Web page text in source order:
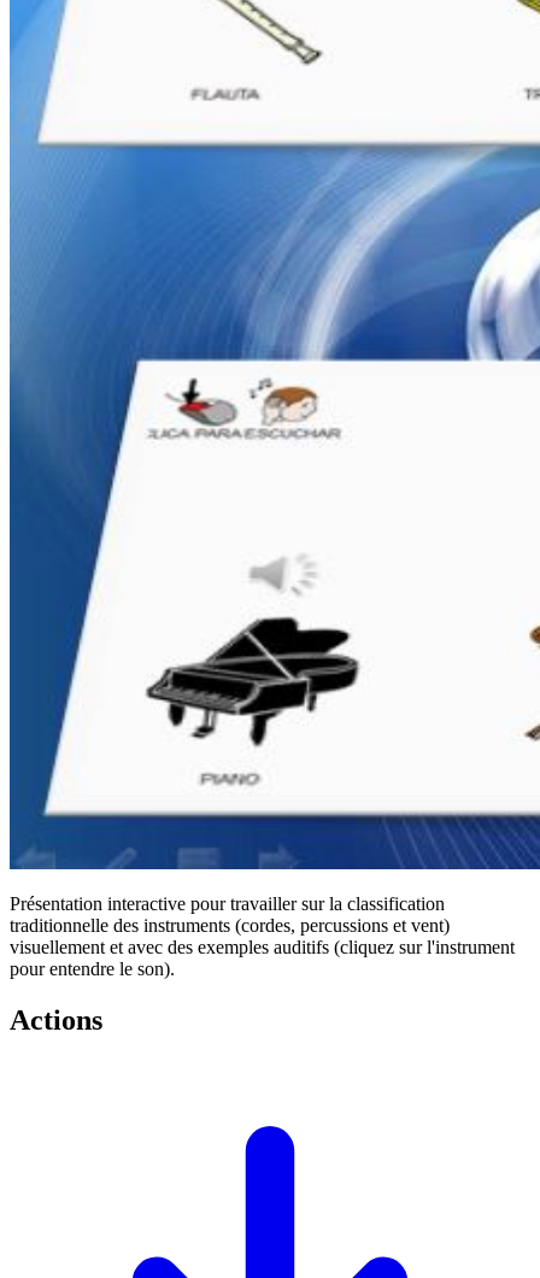
Présentation interactive pour travailler sur la classification
traditionnelle des instruments (cordes, percussions et vent)
visuellement et avec des exemples auditifs (cliquez sur l'instrument
pour entendre le son).
Actions